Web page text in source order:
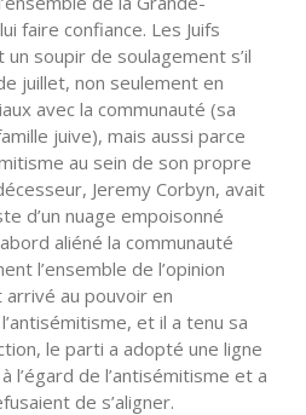
faire confiance. Les Juifs
soupir de soulagement s’il
juillet, non seulement en
avec la communauté (sa
juive), mais aussi parce
au sein de son propre
Jeremy Corbyn, avait
d’un nuage empoisonné
aliéné la communauté
l’ensemble de l’opinion
au pouvoir en
et il a tenu sa
le parti a adopté une ligne
l’égard de l’antisémitisme et a
de s’aligner.